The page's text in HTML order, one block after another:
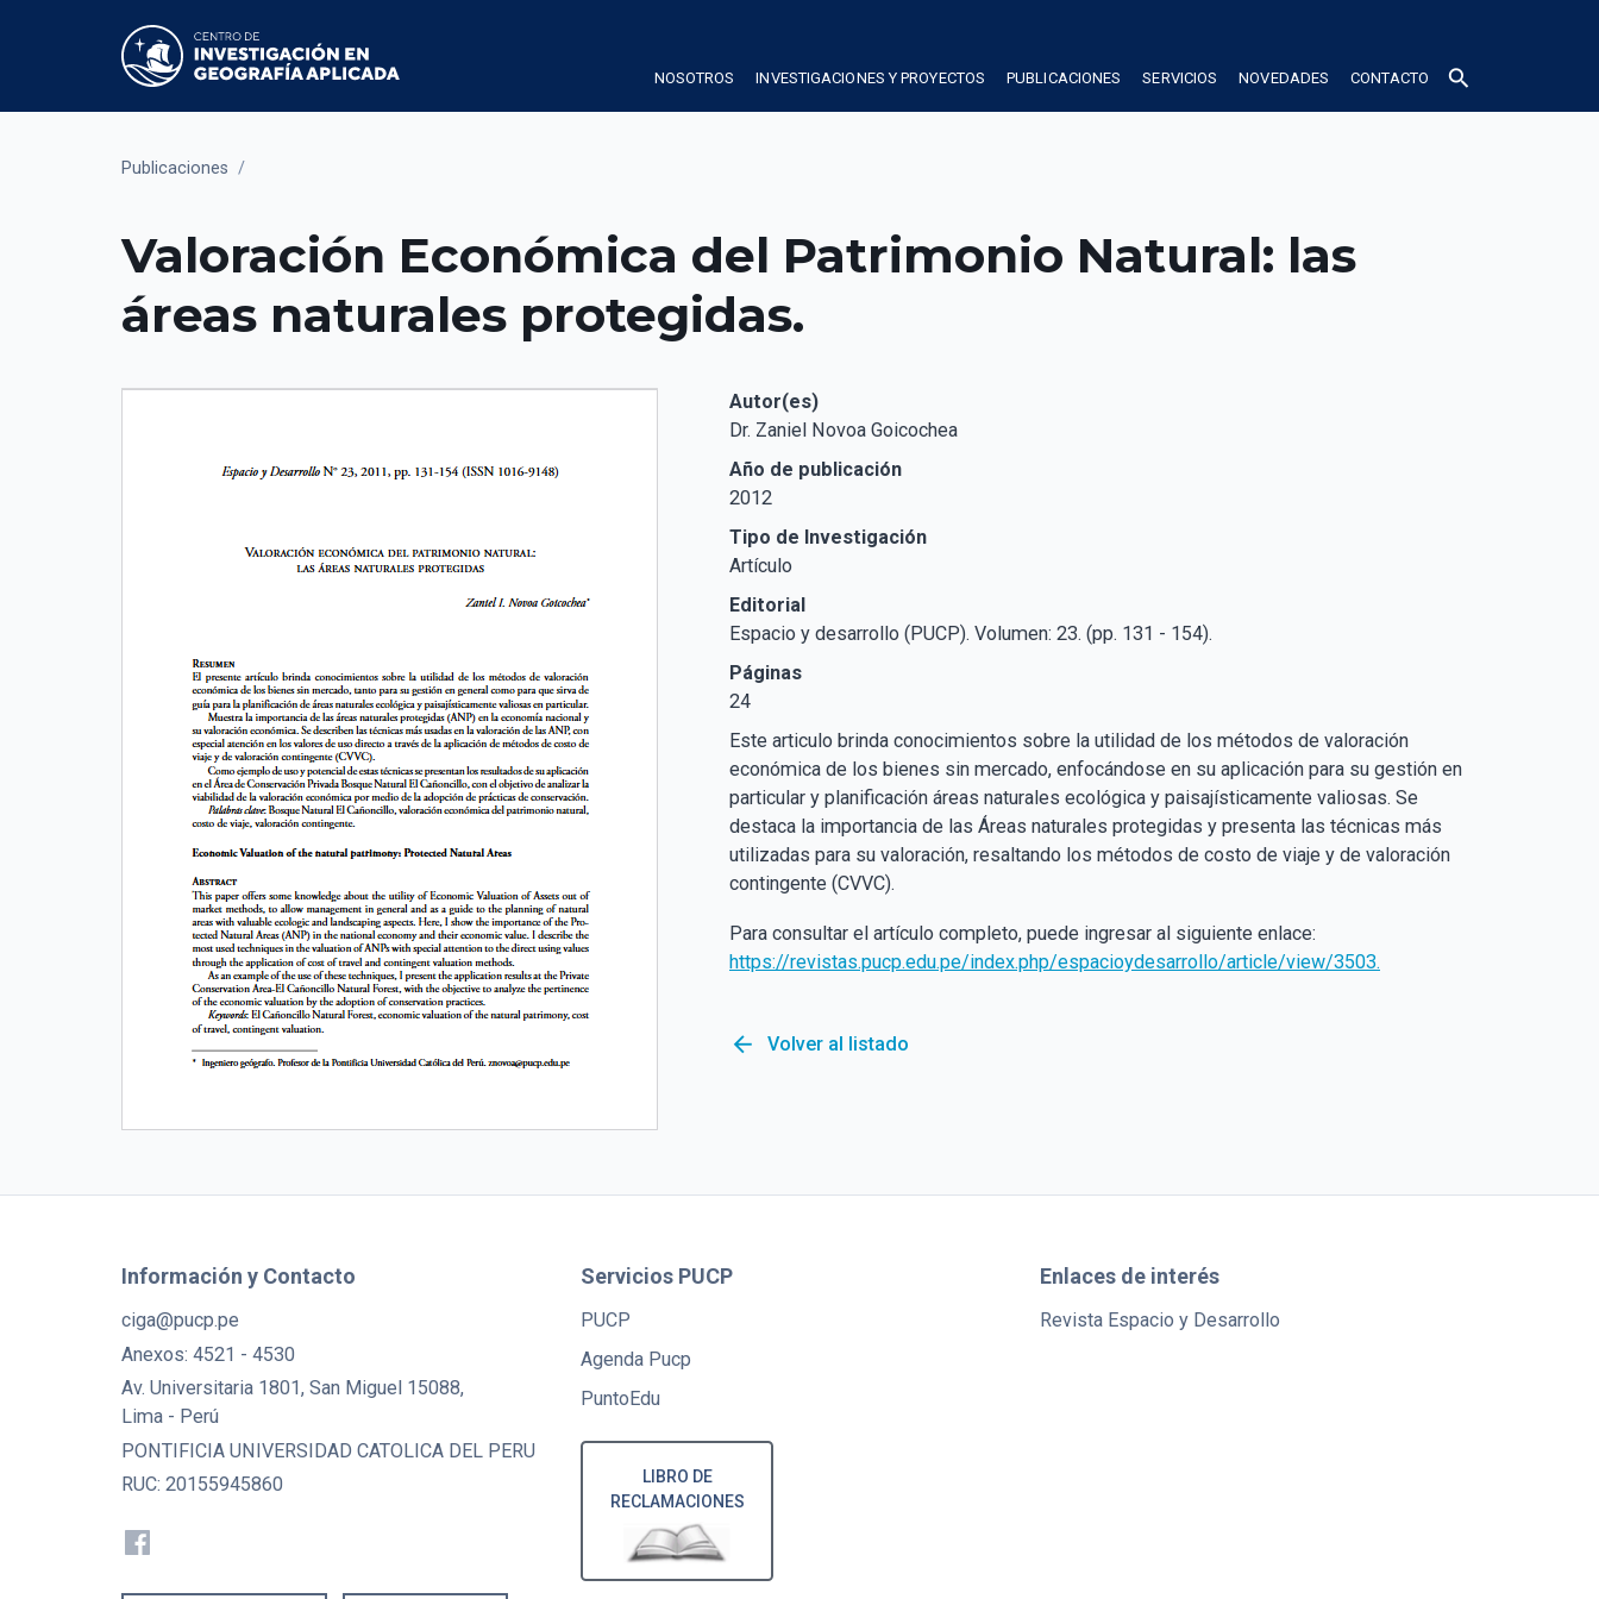
NOSOTROS INVESTIGACIONES Y PROYECTOS PUBLICACIONES SERVICIOS NOVEDADES CONTACTO search
Publicaciones /
Valoración Económica del Patrimonio Natural: las
áreas naturales protegidas.
Autor(es)
Dr. Zaniel Novoa Goicochea
Año de publicación
2012
Tipo de Investigación
Artículo
Editorial
Espacio y desarrollo (PUCP). Volumen: 23. (pp. 131 - 154).
Páginas
24
Este articulo brinda conocimientos sobre la utilidad de los métodos de valoración
económica de los bienes sin mercado, enfocándose en su aplicación para su gestión en
particular y planificación áreas naturales ecológica y paisajísticamente valiosas. Se
destaca la importancia de las Áreas naturales protegidas y presenta las técnicas más
utilizadas para su valoración, resaltando los métodos de costo de viaje y de valoración
contingente (CVVC).
Para consultar el artículo completo, puede ingresar al siguiente enlace:
https://revistas.pucp.edu.pe/index.php/espacioydesarrollo/article/view/3503.
arrow_back Volver al listado
Información y Contacto
ciga@pucp.pe
Anexos: 4521 - 4530
Av. Universitaria 1801, San Miguel 15088,
Lima - Perú
PONTIFICIA UNIVERSIDAD CATOLICA DEL PERU
RUC: 20155945860
Servicios PUCP
PUCP
Agenda Pucp
PuntoEdu
LIBRO DE
RECLAMACIONES
Enlaces de interés
Revista Espacio y Desarrollo